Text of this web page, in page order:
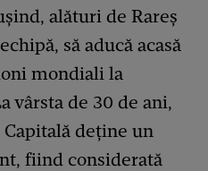
alături de Rareș
să aducă acasă
mondiali la
vârsta de 30 de ani,
deține un
fiind considerată